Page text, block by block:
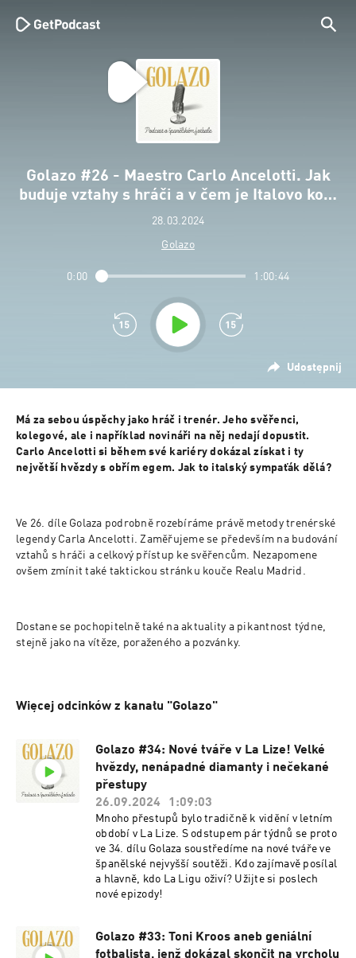
Golazo #26 - Maestro Carlo Ancelotti. Jak
buduje vztahy s hráči a v čem je Italovo ko…
28.03.2024
Golazo
Udostępnij
0:00 1:00:44
Má za sebou úspěchy jako hráč i trenér. Jeho svěřenci,
kolegové, ale i například novináři na něj nedají dopustit.
Carlo Ancelotti si během své kariéry dokázal získat i ty
největší hvězdy s obřím egem. Jak to italský sympaťák dělá?
Ve 26. díle Golaza podrobně rozebíráme právě metody trenérské
legendy Carla Ancelotti. Zaměřujeme se především na budování
vztahů s hráči a celkový přístup ke svěřencům. Nezapomene
ovšem zmínit také taktickou stránku kouče Realu Madrid.
Dostane se pochopitelně také na aktuality a pikantnost týdne,
stejně jako na vítěze, poraženého a pozvánky.
Więcej odcinków z kanału "Golazo"
Golazo #34: Nové tváře v La Lize! Velké
hvězdy, nenápadné diamanty i nečekané
přestupy
26.09.2024
1:09:03
Mnoho přestupů bylo tradičně k vidění v letním
období v La Lize. S odstupem pár týdnů se proto
ve 34. dílu Golaza soustředíme na nové tváře ve
španělské nejvyšší soutěži. Kdo zajímavě posílal
a hlavně, kdo La Ligu oživí? Užijte si poslech
nové epizody!
Golazo #33: Toni Kroos aneb geniální
fotbalista, jenž dokázal skončit na vrcholu